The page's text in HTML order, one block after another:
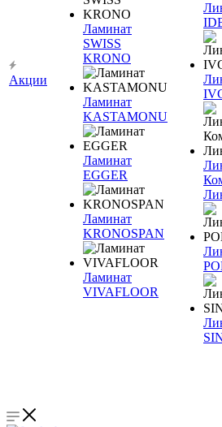
Акции
Ламинат
SWISS
KRONO
Ламинат
KASTAMONU
Ламинат
EGGER
Ламинат
KRONOSPAN
Ламинат
VIVAFLOOR